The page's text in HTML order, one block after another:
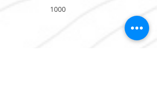
1000